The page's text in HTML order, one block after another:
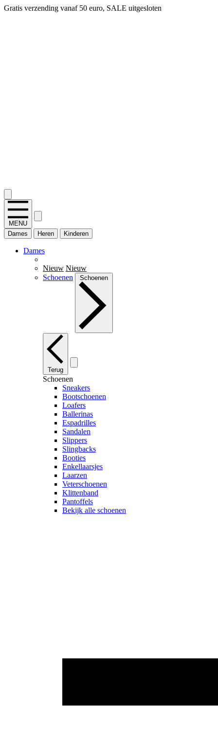
Gratis verzending vanaf 50 euro, SALE uitgesloten
MENU
Dames
Heren Kinderen
Dames
Nieuw Nieuw
Schoenen
Schoenen
Terug
Schoenen
Sneakers
Bootschoenen
Loafers
Ballerinas
Espadrilles
Sandalen
Slippers
Slingbacks
Booties
Enkellaarsjes
Laarzen
Veterschoenen
Klittenband
Pantoffels
Bekijk alle schoenen